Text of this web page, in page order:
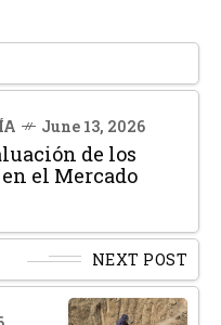
June 13, 2026
de los
el Mercado
NEXT POST